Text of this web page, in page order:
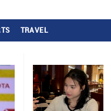
TRAVEL